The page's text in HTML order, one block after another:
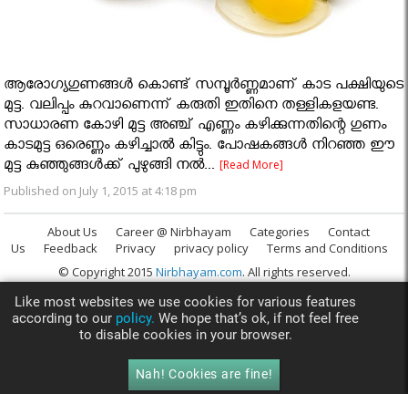
ആരോഗ്യഗുണങ്ങള്‍ കൊണ്ട് സമ്പൂര്‍ണ്ണമാണ് കാട പക്ഷിയുടെ
മുട്ട. വലിപ്പം കുറവാണെന്ന് കരുതി ഇതിനെ തള്ളികളയണ്ട.
സാധാരണ കോഴി മുട്ട അഞ്ച് എണ്ണം കഴിക്കുന്നതിന്റെ ഗുണം
കാടമുട്ട ഒരെണ്ണം കഴിച്ചാല്‍ കിട്ടും. പോഷകങ്ങള്‍ നിറഞ്ഞ ഈ
മുട്ട കുഞ്ഞുങ്ങള്‍ക്ക് പുഴുങ്ങി നല്‍...[Read More]
Published on July 1, 2015 at 4:18 pm
About Us Career @ Nirbhayam Categories
Contact
Us
Feedback Privacy privacy policy
Terms and Conditions
© Copyright 2015 Nirbhayam.com. All rights reserved.
Like most websites we use cookies for various features
according to our policy. We hope that’s ok, if not feel free
to disable cookies in your browser.
Nah! Cookies are fine!